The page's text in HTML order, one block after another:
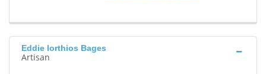
Eddie lorthios Bages
Artisan